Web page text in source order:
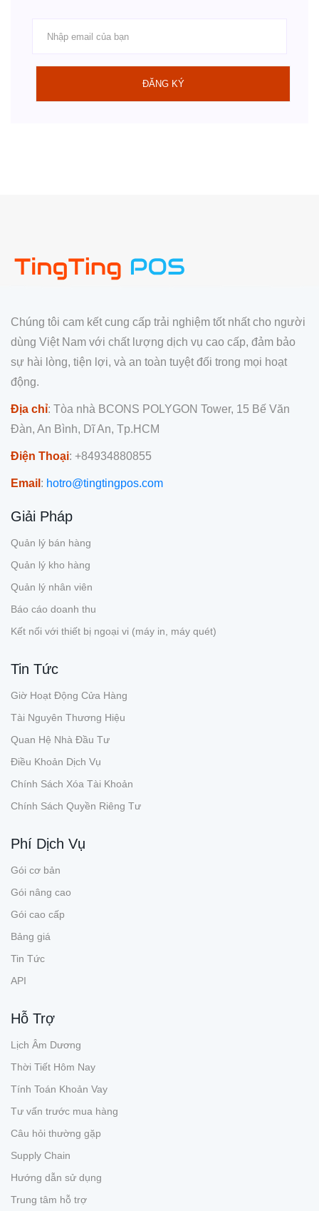
ĐĂNG KÝ
Chúng tôi cam kết cung cấp trải nghiệm tốt nhất cho người
dùng Việt Nam với chất lượng dịch vụ cao cấp, đảm bảo
sự hài lòng, tiện lợi, và an toàn tuyệt đối trong mọi hoạt
động.
Địa chỉ: Tòa nhà BCONS POLYGON Tower, 15 Bế Văn
Đàn, An Bình, Dĩ An, Tp.HCM
Điện Thoại: +84934880855
Email : hotro@tingtingpos.com
Giải Pháp
Quản lý bán hàng
Quản lý kho hàng
Quản lý nhân viên
Báo cáo doanh thu
Kết nối với thiết bị ngoại vi (máy in, máy quét)
Tin Tức
Giờ Hoạt Động Cửa Hàng
Tài Nguyên Thương Hiệu
Quan Hệ Nhà Đầu Tư
Điều Khoản Dịch Vụ
Chính Sách Xóa Tài Khoản
Chính Sách Quyền Riêng Tư
Phí Dịch Vụ
Gói cơ bản
Gói nâng cao
Gói cao cấp
Bảng giá
Tin Tức
API
Hỗ Trợ
Lịch Âm Dương
Thời Tiết Hôm Nay
Tính Toán Khoản Vay
Tư vấn trước mua hàng
Câu hỏi thường gặp
Supply Chain
Hướng dẫn sử dụng
Trung tâm hỗ trợ